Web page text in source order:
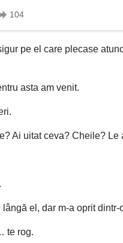
pe el care plecase
asta am venit.
Ai uitat ceva? Cheile? Le
lângă el, dar m-a oprit dintr-
te rog.